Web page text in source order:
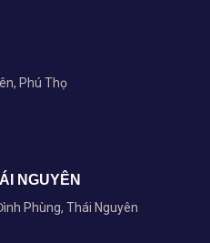
Phú Thọ
NGUYÊN
Phùng, Thái Nguyên